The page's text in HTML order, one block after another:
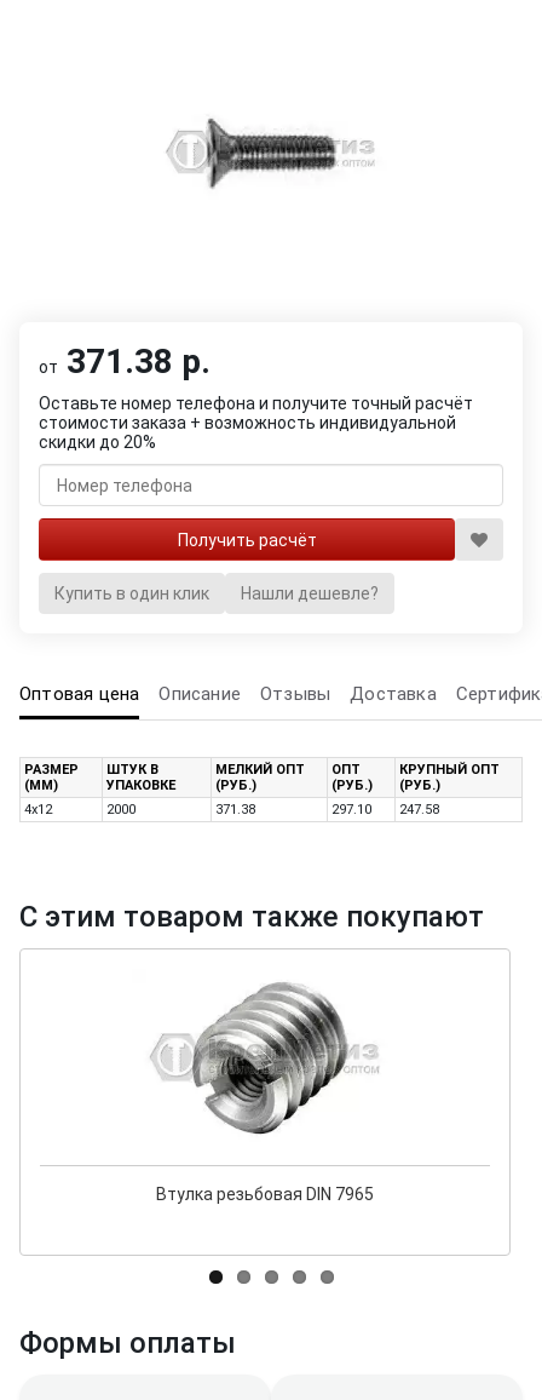
от 371.38 р.
Оставьте номер телефона и получите точный расчёт
стоимости заказа + возможность индивидуальной
скидки до 20%
Купить в один клик Нашли дешевле?
Оптовая цена Описание Отзывы Доставка
РАЗМЕР
(ММ)
ШТУК В
УПАКОВКЕ
МЕЛКИЙ ОПТ
(РУБ.)
ОПТ
(РУБ.)
КРУПНЫЙ ОПТ
(РУБ.)
4х12
2000 371.38 297.10 247.58
С этим товаром также покупают
Втулка резьбовая DIN 7965
Формы оплаты